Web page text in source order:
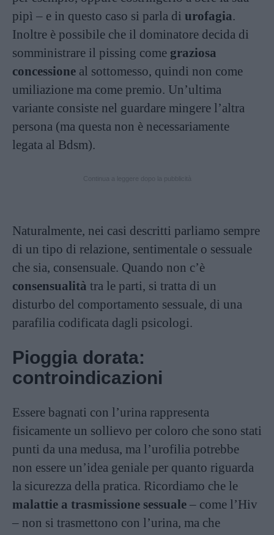
pipì – e in questo caso si parla di urofagia.
Inoltre è possibile che il dominatore decida di
somministrare il pissing come graziosa
concessione al sottomesso, quindi non come
umiliazione ma come premio. Un’ultima
variante consiste nel guardare mingere l’altra
persona (ma questa non è necessariamente
legata al Bdsm).
Naturalmente, nei casi descritti parliamo sempre
di un tipo di relazione, sentimentale o sessuale
che sia, consensuale. Quando non c’è
consensualità tra le parti, si tratta di un
disturbo del comportamento sessuale, di una
parafilia codificata dagli psicologi.
Pioggia dorata:
controindicazioni
Essere bagnati con l’urina rappresenta
fisicamente un sollievo per coloro che sono stati
punti da una medusa, ma l’urofilia potrebbe
non essere un’idea geniale per quanto riguarda
la sicurezza della pratica. Ricordiamo che le
malattie a trasmissione sessuale – come l’Hiv
– non si trasmettono con l’urina, ma che